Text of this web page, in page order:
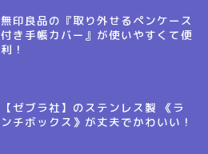
無印良品の『取り外せるペンケース
付き手帳カバー』が使いやすくて便
利！
【ゼブラ社】のステンレス製 《ラ
ンチボックス》が丈夫でかわいい！